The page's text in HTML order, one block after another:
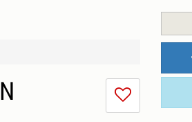
I
don't